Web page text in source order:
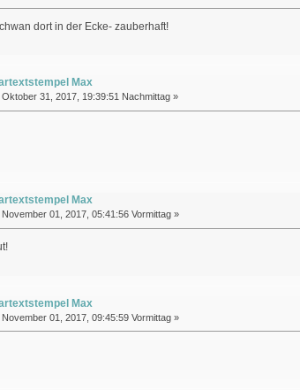
dort in der Ecke- zauberhaft!
Max
Oktober 31, 2017, 19:39:51 Nachmittag »
Max
November 01, 2017, 05:41:56 Vormittag »
Max
November 01, 2017, 09:45:59 Vormittag »